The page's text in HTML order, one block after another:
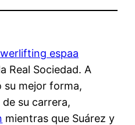
Real Sociedad. A
su mejor forma,
su carrera,
mientras que Suárez y